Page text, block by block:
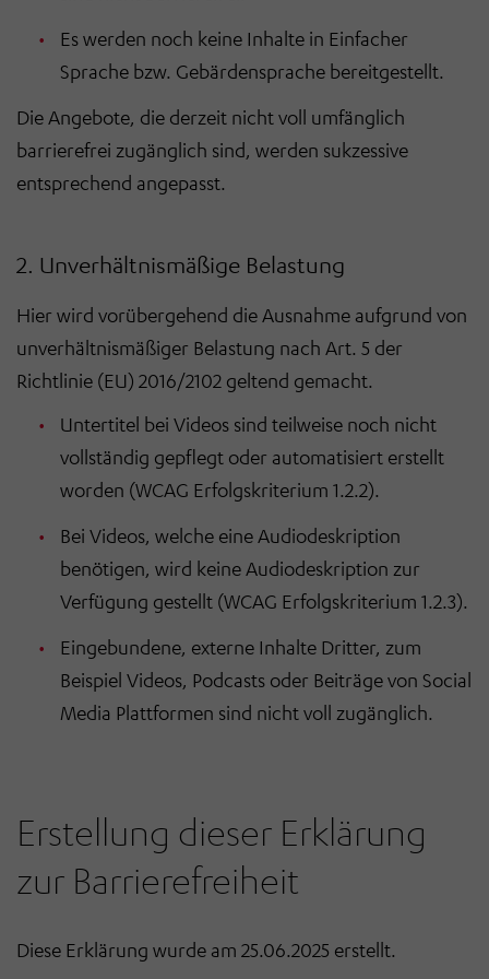
Es werden noch keine Inhalte in Einfacher
Sprache bzw. Gebärdensprache bereitgestellt.
Die Angebote, die derzeit nicht voll umfänglich
barrierefrei zugänglich sind, werden sukzessive
entsprechend angepasst.
2. Unverhältnismäßige Belastung
Hier wird vorübergehend die Ausnahme aufgrund von
unverhältnismäßiger Belastung nach Art. 5 der
Richtlinie (EU) 2016/2102 geltend gemacht.
Untertitel bei Videos sind teilweise noch nicht
vollständig gepflegt oder automatisiert erstellt
worden (WCAG Erfolgskriterium 1.2.2).
Bei Videos, welche eine Audiodeskription
benötigen, wird keine Audiodeskription zur
Verfügung gestellt (WCAG Erfolgskriterium 1.2.3).
Eingebundene, externe Inhalte Dritter, zum
Beispiel Videos, Podcasts oder Beiträge von Social
Media Plattformen sind nicht voll zugänglich.
Erstellung dieser Erklärung
zur Barrierefreiheit
Diese Erklärung wurde am 25.06.2025 erstellt.